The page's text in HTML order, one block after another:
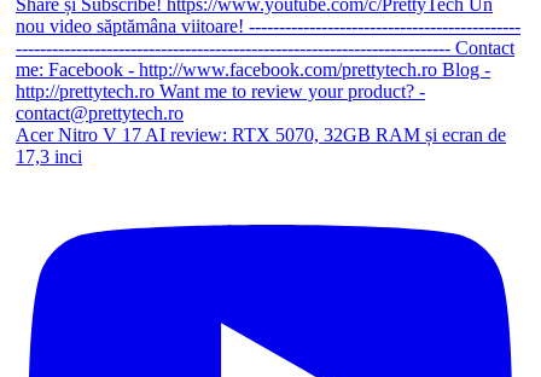
Acer Nitro V 17 AI review: RTX 5070, 32GB RAM și ecran de
17,3 inci